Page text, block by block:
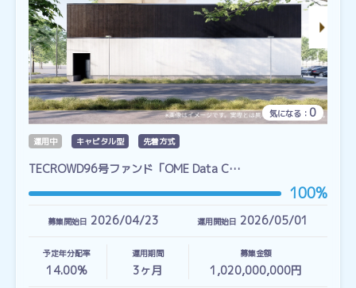
気になる： 0
運用中 キャピタル型 先着方式
TECROWD96号ファンド「OME Data C…
100%
募集開始日 2026/04/23 運用開始日 2026/05/01
予定年分配率
14.00%
運用期間
3ヶ月
募集金額
1,020,000,000円